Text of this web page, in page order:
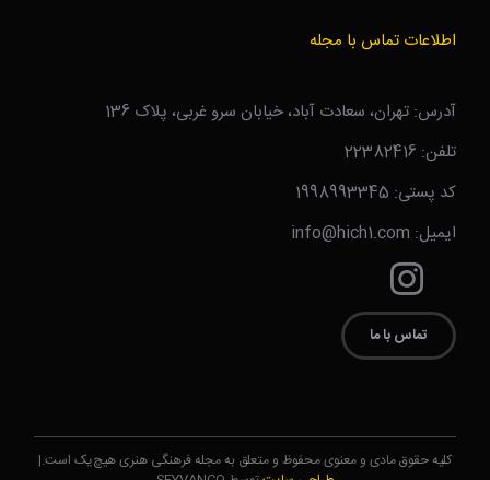
اطلاعات تماس با مجله
آدرس: تهران، سعادت آباد، خیابان سرو غربی، پلاک 136
تلفن: 22382416
کد پستی: 1998993345
ایمیل: info@hich1.com
تماس با ما
کلیه حقوق مادی و معنوی محفوظ و متعلق به مجله فرهنگی هنری هیچ‌یک است.|